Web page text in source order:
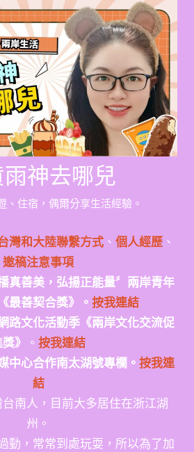
神去哪兒
、住宿，偶爾分享生活經驗。
灣和大陸聯繫方式、 個人經歷、
邀稿注意事項
真善美，弘揚正能量〞兩岸青年
最善契合獎》。 按我連結
路文化活動季《兩岸文化交流促
》
。 按我連結
心合作南太湖號專欄。 按我連
結
南人，目前大多居住在浙江湖
州。
動，常常到處玩耍，所以為了加